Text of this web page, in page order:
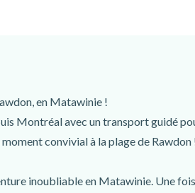
en Matawinie !
Montréal avec un transport guidé
convivial à la plage de Rawdon !
inoubliable en Matawinie. Une